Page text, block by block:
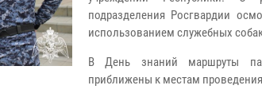
подразделения Росгвардии
использованием служебных
В День знаний маршруты
приближены к местам